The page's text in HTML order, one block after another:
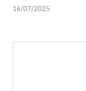
16/07/2025